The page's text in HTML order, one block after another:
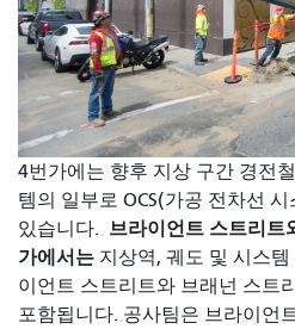
4번가에는 향후 지상 구간 경전
템의 일부로 OCS(가공 전차선
있습니다. 브라이언트 스트리트
가에서는 지상역, 궤도 및 시스
이언트 스트리트와 브래넌 스트
포함됩니다. 공사팀은 브라이언